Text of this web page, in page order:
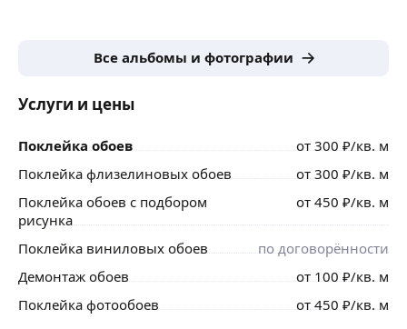
Все альбомы и фотографии
Услуги и цены
Поклейка обоев от 300 ₽/кв. м
Поклейка флизелиновых обоев
от 300 ₽/кв. м
Поклейка обоев с подбором
рисунка
от 450 ₽/кв. м
Поклейка виниловых обоев
по договорённости
Демонтаж обоев
от 100 ₽/кв. м
Поклейка фотообоев
от 450 ₽/кв. м